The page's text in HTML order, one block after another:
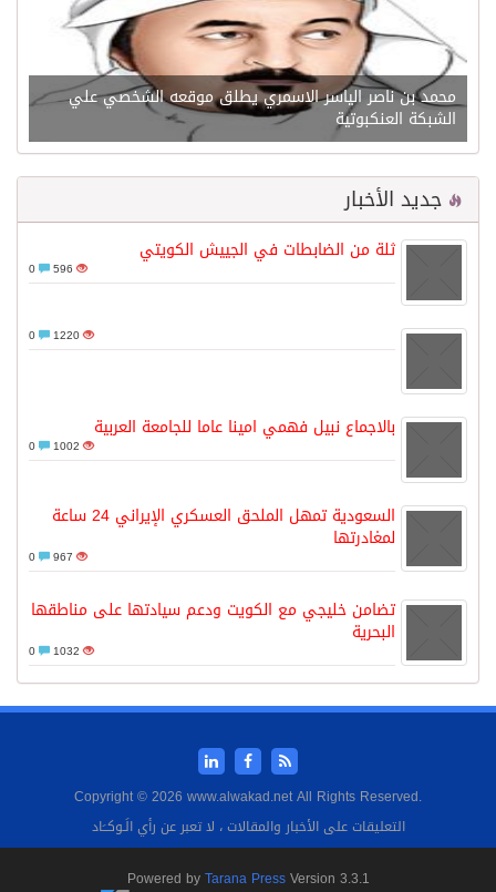
محمد بن ناصر الياسر الاسمري يطلق موقعه الشخصي علي
الشبكة العنكبوتية
جديد الأخبار
ثلة من الضابطات في الجييش الكويتي
596
1220
بالاجماع نبيل فهمي امينا عاما للجامعة العربية
1002
السعودية تمهل الملحق العسكري الإيراني 24 ساعة
لمغادرتها
967
تضامن خليجي مع الكويت ودعم سيادتها على مناطقها
البحرية
1032
Copyright © 2026 www.alwakad.net All Rights Reserved.
التعليقات على الأخبار والمقالات ، لا تعبر عن رأي الَـوكــَاد
Powered byTarana PressVersion 3.3.1